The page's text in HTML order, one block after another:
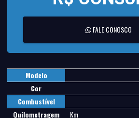
FALE CONOSCO
Modelo
Cor
Combustível
Quilometragem
Km